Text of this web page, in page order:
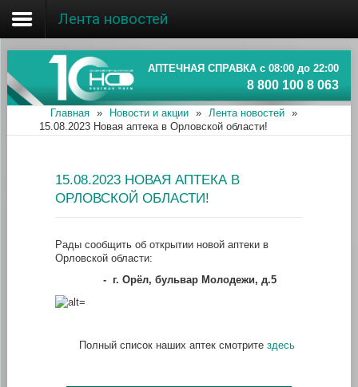
Главная
Об ассоциации
Наши аптеки
Информация
Лента новостей
АПТЕЧНАЯ СПРАВКА с 08:00 до 22:00
8 800 100 8 063
Главная » Новости и акции » Лента новостей
»
15.08.2023 Новая аптека в Орловской области!
15.08.2023 НОВАЯ АПТЕКА В
ОРЛОВСКОЙ ОБЛАСТИ!
Рады сообщить об открытии новой аптеки в
Орловской области:
- г. Орёл, бульвар Молодежи, д.5
Полный список наших аптек смотрите здесь